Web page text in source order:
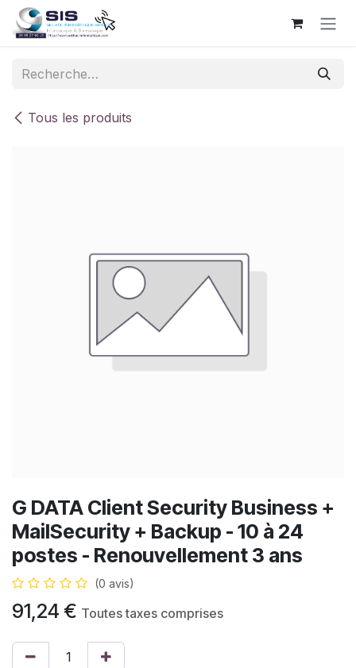
Se rendre au contenu
Tous les produits
G DATA Client Security Business +
MailSecurity + Backup - 10 à 24
postes - Renouvellement 3 ans
(0 avis)
91,24 € Toutes taxes comprises